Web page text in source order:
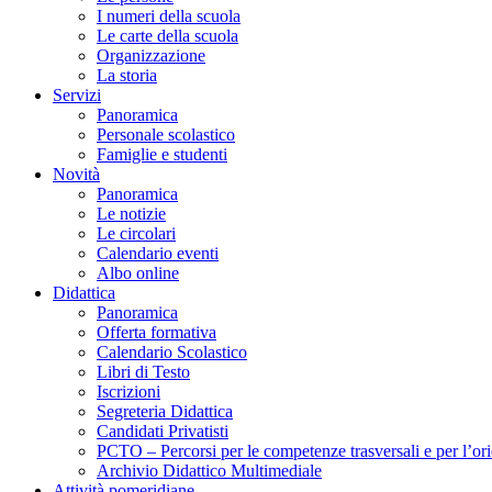
I numeri della scuola
Le carte della scuola
Organizzazione
La storia
Servizi
Panoramica
Personale scolastico
Famiglie e studenti
Novità
Panoramica
Le notizie
Le circolari
Calendario eventi
Albo online
Didattica
Panoramica
Offerta formativa
Calendario Scolastico
Libri di Testo
Iscrizioni
Segreteria Didattica
Candidati Privatisti
PCTO – Percorsi per le competenze trasversali e per
Archivio Didattico Multimediale